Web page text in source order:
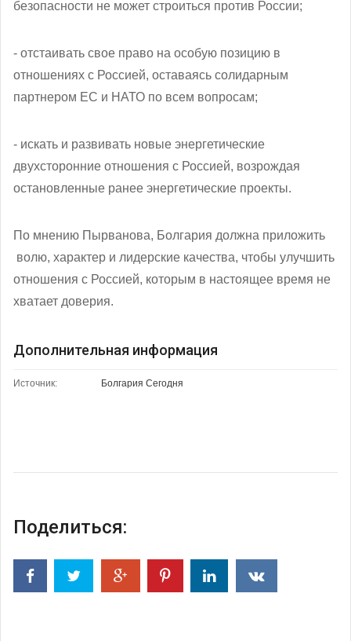
безопасности не может строиться против России;
- отстаивать свое право на особую позицию в
отношениях с Россией, оставаясь солидарным
партнером ЕС и НАТО по всем вопросам;
- искать и развивать новые энергетические
двухсторонние отношения с Россией, возрождая
остановленные ранее энергетические проекты.
По мнению Пырванова, Болгария должна приложить
волю, характер и лидерские качества, чтобы улучшить
отношения с Россией, которым в настоящее время не
хватает доверия.
Дополнительная информация
Источник: Болгария Сегодня
Поделиться: